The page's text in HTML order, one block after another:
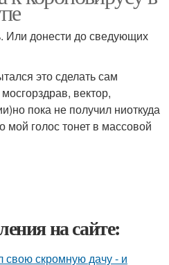
Или донести до сведующих
это сделать сам
вектор,
пока не получил ниоткуда
мой голос тонет в массовой
на сайте:
свою скромную дачу - и